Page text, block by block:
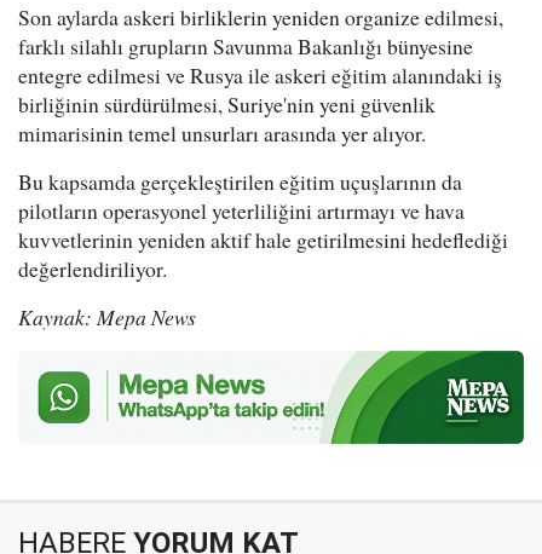
Son aylarda askeri birliklerin yeniden organize edilmesi,
farklı silahlı grupların Savunma Bakanlığı bünyesine
entegre edilmesi ve Rusya ile askeri eğitim alanındaki iş
birliğinin sürdürülmesi, Suriye'nin yeni güvenlik
mimarisinin temel unsurları arasında yer alıyor.
Bu kapsamda gerçekleştirilen eğitim uçuşlarının da
pilotların operasyonel yeterliliğini artırmayı ve hava
kuvvetlerinin yeniden aktif hale getirilmesini hedeflediği
değerlendiriliyor.
Kaynak: Mepa News
HABERE YORUM KAT